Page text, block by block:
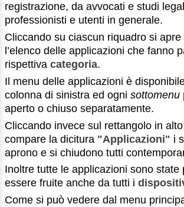
registrazione, da avvocati e studi
professionisti e utenti in generale.
Cliccando su ciascun riquadro si
l’elenco delle applicazioni che fanno
rispettiva categoria.
Il menu delle applicazioni è
colonna di sinistra ed ogni sottomenu
aperto o chiuso separatamente.
Cliccando invece sul rettangolo in
compare la dicitura "Applicazioni" i
aprono e si chiudono tutti
Inoltre tutte le applicazioni sono state
essere fruite anche da tutti i
Come si può vedere dal menu